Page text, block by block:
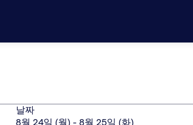
날짜